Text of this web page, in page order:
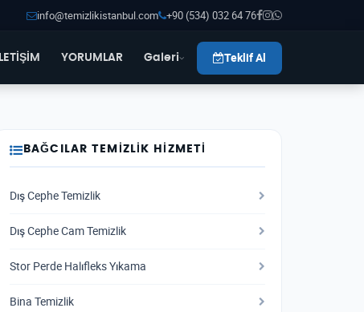
info@temizlikistanbul.com +90 (534) 032 64 76
İLETİŞİM YORUMLAR Galeri Teklif Al
BAĞCILAR TEMIZLIK HIZMETI
Dış Cephe Temizlik
Dış Cephe Cam Temizlik
Stor Perde Halıfleks Yıkama
Bina Temizlik